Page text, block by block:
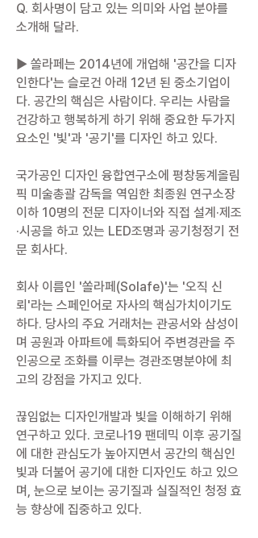
Q. 회사명이 담고 있는 의미와 사업 분야를
소개해 달라.
▶ 쏠라페는 2014년에 개업해 '공간을 디자
인한다'는 슬로건 아래 12년 된 중소기업이
다. 공간의 핵심은 사람이다. 우리는 사람을
건강하고 행복하게 하기 위해 중요한 두가지
요소인 '빛'과 '공기'를 디자인 하고 있다.
국가공인 디자인 융합연구소에 평창동계올림
픽 미술총괄 감독을 역임한 최종원 연구소장
이하 10명의 전문 디자이너와 직접 설계·제조
·시공을 하고 있는 LED조명과 공기청정기 전
문 회사다.
회사 이름인 '쏠라페(Solafe)'는 '오직 신
뢰'라는 스페인어로 자사의 핵심가치이기도
하다. 당사의 주요 거래처는 관공서와 삼성이
며 공원과 아파트에 특화되어 주변경관을 주
인공으로 조화를 이루는 경관조명분야에 최
고의 강점을 가지고 있다.
끊임없는 디자인개발과 빛을 이해하기 위해
연구하고 있다. 코로나19 팬데믹 이후 공기질
에 대한 관심도가 높아지면서 공간의 핵심인
빛과 더불어 공기에 대한 디자인도 하고 있으
며, 눈으로 보이는 공기질과 실질적인 청정 효
능 향상에 집중하고 있다.